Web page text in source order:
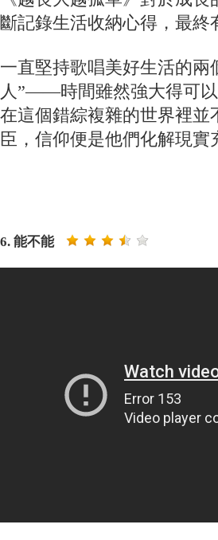
斷記錄生活收納心得，最
一直堅持歌唱美好生活的
人”——時間雖然強大得可
在這個錯綜複雜的世界裡
臣，信仰便是他們化解現實
6. 能不能